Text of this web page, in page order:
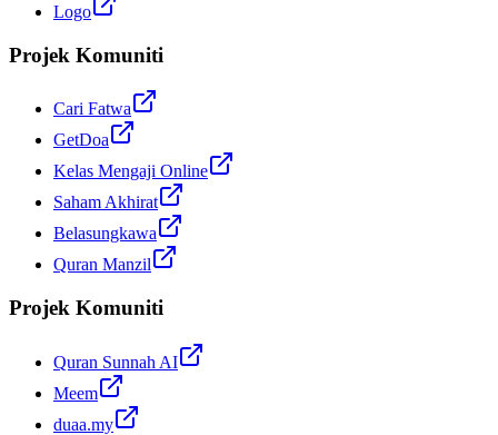
Logo
Projek Komuniti
Cari Fatwa
GetDoa
Kelas Mengaji Online
Saham Akhirat
Belasungkawa
Quran Manzil
Projek Komuniti
Quran Sunnah AI
Meem
duaa.my